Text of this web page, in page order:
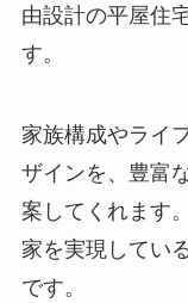
由設計の平屋住
す。
家族構成やライ
ザインを、豊富
案してくれます
家を実現してい
です。